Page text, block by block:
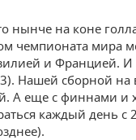
нынче на коне
чемпионата мира
и Францией. И
Нашей сборной
А еще с финнами и
каждый день с